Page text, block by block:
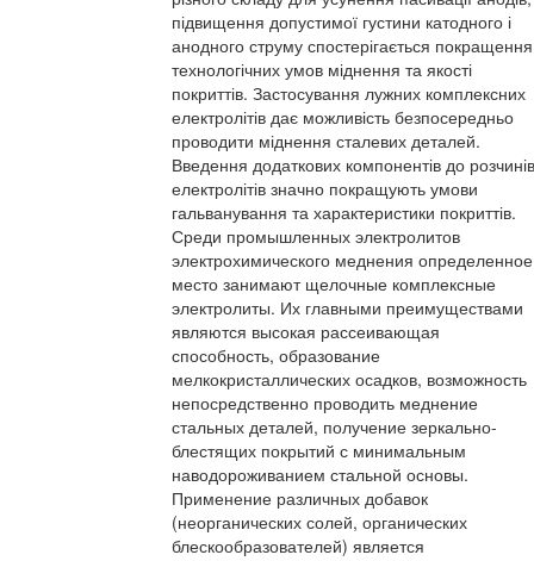
підвищення допустимої густини катодного і
анодного струму спостерігається покращення
технологічних умов міднення та якості
покриттів. Застосування лужних комплексних
електролітів дає можливість безпосередньо
проводити міднення сталевих деталей.
Введення додаткових компонентів до розчинів
електролітів значно покращують умови
гальванування та характеристики покриттів.
Среди промышленных электролитов
электрохимического меднения определенное
место занимают щелочные комплексные
электролиты. Их главными преимуществами
являются высокая рассеивающая
способность, образование
мелкокристаллических осадков, возможность
непосредственно проводить меднение
стальных деталей, получение зеркально-
блестящих покрытий с минимальным
наводороживанием стальной основы.
Применение различных добавок
(неорганических солей, органических
блескообразователей) является